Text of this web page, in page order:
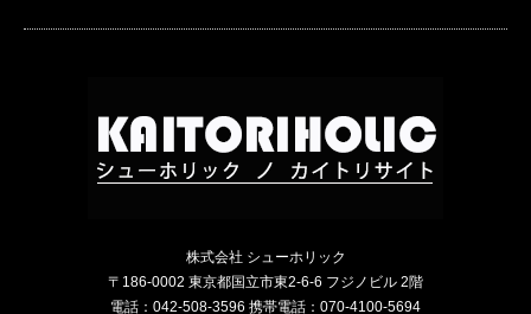
株式会社 シューホリック
〒186-0002 東京都国立市東2-6-6 フジノビル 2階
電話：042-508-3596 携帯電話：070-4100-5694